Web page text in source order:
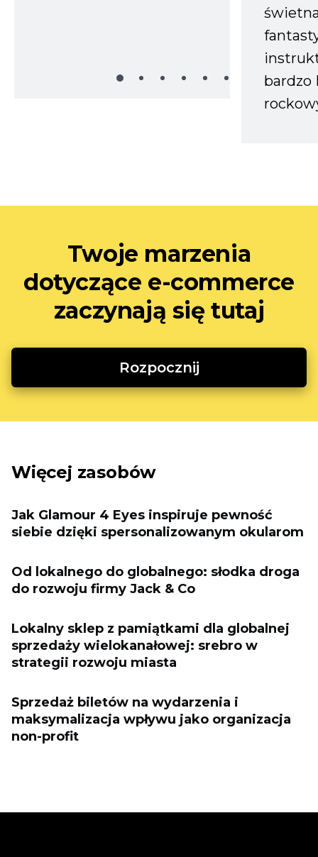
bardzo
Twoje marzenia
dotyczące e-commerce
zaczynają się tutaj
Rozpocznij
Więcej zasobów
Jak Glamour 4 Eyes inspiruje pewność
siebie dzięki spersonalizowanym okularom
Od lokalnego do globalnego: słodka droga
do rozwoju firmy Jack & Co
Lokalny sklep z pamiątkami dla globalnej
sprzedaży wielokanałowej: srebro w
strategii rozwoju miasta
Sprzedaż biletów na wydarzenia i
maksymalizacja wpływu jako organizacja
non-profit